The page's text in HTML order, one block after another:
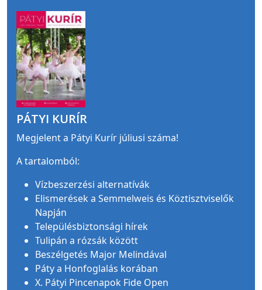
PÁTYI KURÍR
Megjelent a Pátyi Kurír júliusi száma!
A tartalomból:
Vízbeszerzési alternatívák
Elismerések a Semmelweis és Köztisztviselők
Napján
Településbiztonsági hírek
Tulipán a rózsák között
Beszélgetés Major Melindával
Páty a Honfoglalás korában
X. Pátyi Pincenapok Fide Open